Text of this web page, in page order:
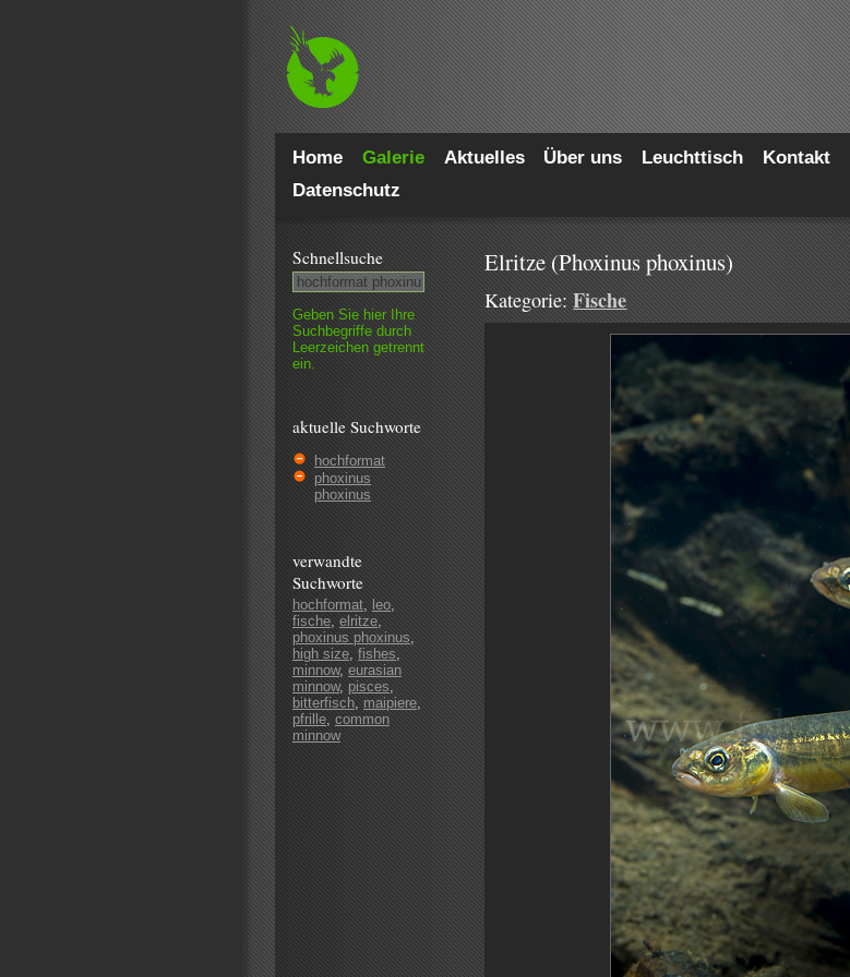
Home Galerie Aktuelles Über uns Leuchttisch Kontakt
Datenschutz
Schnell­suche
Geben Sie hier Ihre
Such­begriffe durch
Leer­zeichen getrennt
ein.
aktuelle Suchworte
hochformat
phoxinus
phoxinus
verwandte
Suchworte
hochformat, leo,
fische, elritze,
phoxinus phoxinus,
high size, fishes,
minnow, eurasian
minnow, pisces,
bitterfisch, maipiere,
pfrille, common
minnow
Elritze (Phoxinus phoxinus)
Kategorie:Fische